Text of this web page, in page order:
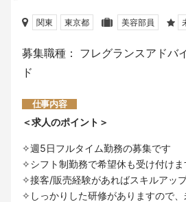
関東 東京都 美容部員
募集職種： フレグランスアドバ
ド
仕事内容
＜求人のポイント＞
✧週5日フルタイム勤務の募集です
✧シフト制勤務で希望休も受け付けま
✧接客/販売経験があればスキルアッ
✧しっかりした研修がありますので